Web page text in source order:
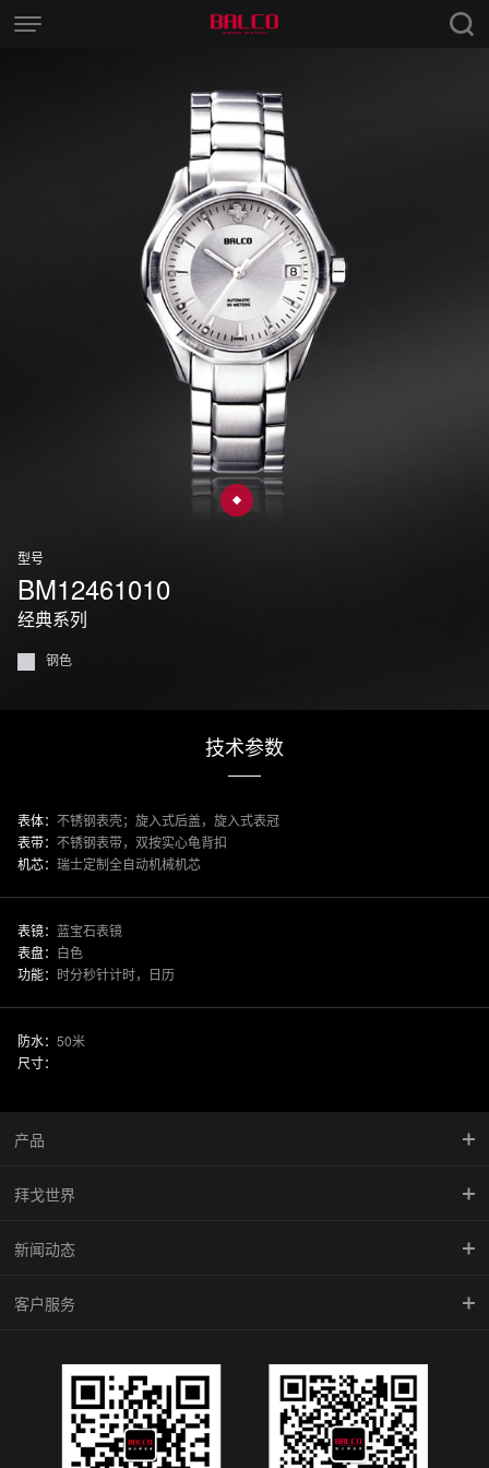
型号
BM12461010
经典系列
钢色
技术参数
表体： 不锈钢表壳；旋入式后盖，旋入式表冠
表带： 不锈钢表带，双按实心龟背扣
机芯： 瑞士定制全自动机械机芯
表镜： 蓝宝石表镜
表盘： 白色
功能： 时分秒针计时，日历
防水： 50米
尺寸：
产品
慧智金·尚品系列
竞速系列
型动系列
拜戈世界
品牌传承
馆藏珍品
新闻动态
新闻中心
客户服务